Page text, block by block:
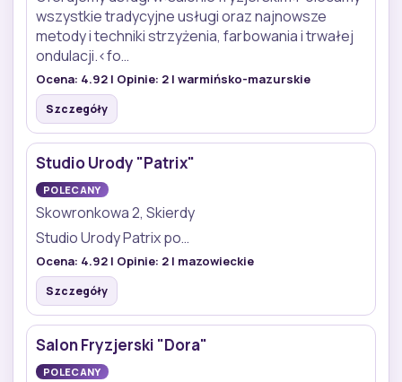
wszystkie tradycyjne usługi oraz najnowsze
metody i techniki strzyżenia, farbowania i trwałej
ondulacji.<fo…
Ocena: 4.92 | Opinie: 2 | warmińsko-mazurskie
Szczegóły
Studio Urody "Patrix"
POLECANY
Skowronkowa 2, Skierdy
Studio Urody Patrix po…
Ocena: 4.92 | Opinie: 2 | mazowieckie
Szczegóły
Salon Fryzjerski "Dora"
POLECANY